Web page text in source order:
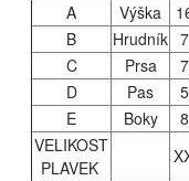
A
Výška
B
Hrudník
C
Prsa
D
Pas
E
Boky
VELIKOST
PLAVEK